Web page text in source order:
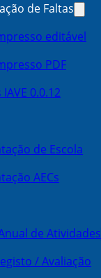
de Faltas
editável
PDF
0.0.12
de Escola
AECs
de Atividades
/ Avaliação